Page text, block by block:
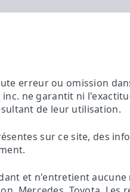
erreur ou omission
ne garantit ni
de leur utilisation.
sur ce site, des
et n'entretient